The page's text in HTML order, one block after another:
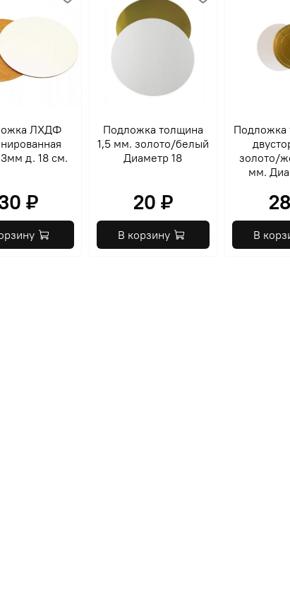
ЛХДФ
д. 18 см.
₽
Подложка толщина
1,5 мм. золото/белый
Диаметр 18
20 ₽
В корзину
Подложка
золото/
мм.
В